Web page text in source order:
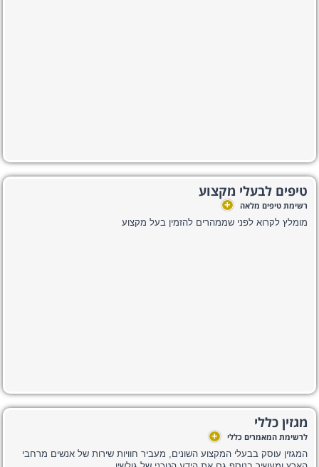
טיפים לבעלי מקצוע
רשימת טיפים מלאה +
מומלץ לקרוא לפני שממהרים להזמין בעל מקצוע
מגזין כללי
לרשימת המאמרים כללי +
המגזין עוסק בבעלי המקצוע השונים, מעביר חוויות שירות של אנשים מרחבי